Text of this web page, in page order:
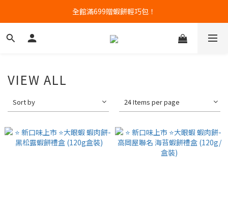
高含量蝦肉餅專賣｜任三件88折
全館滿699贈蝦餅輕巧包！
高含量蝦肉餅專賣｜任三件88折
VIEW ALL
Sort by 24 Items per page